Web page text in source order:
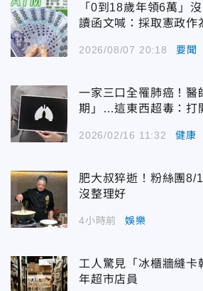
「0到18歲年領6萬」
讀函文喊：採取憲政作
2026/08/07 20:18 要聞
一家三口全罹肺癌！醫
期」…這東西超毒：打
2026/02/16 11:32 健康
肥大叔猝逝！粉絲團8/
沒整理好
4小時前 娛樂
工人驚見「冰櫃牆縫卡
年超市店員